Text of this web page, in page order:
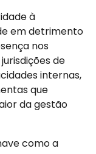
à
em detrimento
nos
de
internas,
que
da gestão
como a